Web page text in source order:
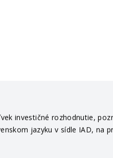
investičné rozhodnutie,
jazyku v sídle IAD, na